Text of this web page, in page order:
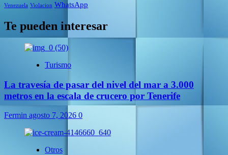
Venezuela Violacion WhatsApp
Te pueden interesar
Turismo
La travesía de pasar del nivel del mar a 3.000
metros en la escala de crucero por Tenerife
Fermin agosto 7, 2026 0
Otros